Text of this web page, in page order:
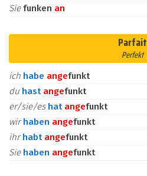
Siefunken an
Parfait
Perfekt
ich habe angefunkt
du hast angefunkt
er/sie/es hat angefunkt
wirhaben angefunkt
ihrhabt angefunkt
Sie haben angefunkt